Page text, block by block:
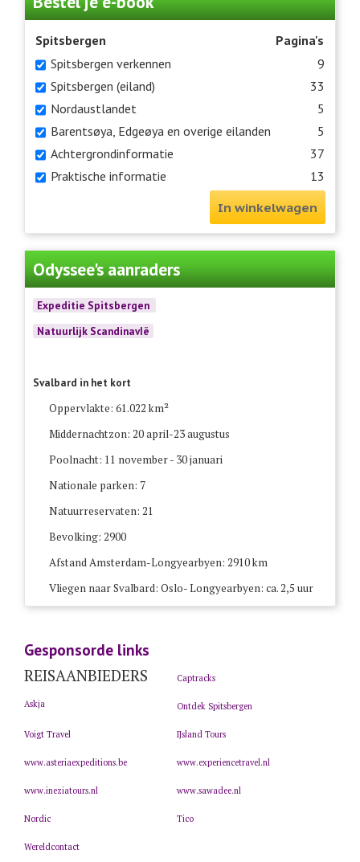
Spitsbergen
Pagina's
Spitsbergen verkennen
9
Spitsbergen (eiland)
33
Nordaustlandet
5
Barentsøya, Edgeøya en overige eilanden
5
Achtergrondinformatie
37
Praktische informatie
13
In winkelwagen
Odyssee's aanraders
Expeditie Spitsbergen
Natuurlijk ScandinavIë
Svalbard in het kort
Oppervlakte: 61.022 km²
Middernachtzon: 20 april-23 augustus
Poolnacht: 11 november - 30 januari
Nationale parken: 7
Natuurreservaten: 21
Bevolking: 2900
Afstand Amsterdam-Longyearbyen: 2910 km
Vliegen naar Svalbard: Oslo- Longyearbyen: ca. 2,5 uur
REISAANBIEDERS
Askja
Captracks
Ontdek Spitsbergen
Voigt Travel IJsland Tours
www.asteriaexpeditions.be www.experiencetravel.nl
www.ineziatours.nl www.sawadee.nl
Nordic Tico
Wereldcontact